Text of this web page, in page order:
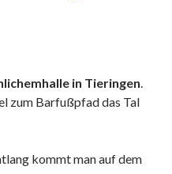
in Tieringen.
zum Barfußpfad das Tal
kommt man auf dem